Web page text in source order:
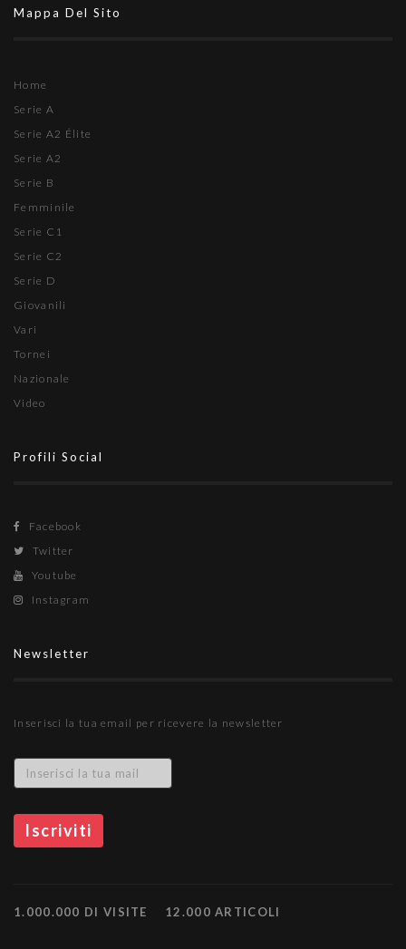
Mappa Del Sito
Home
Serie A
Serie A2 Élite
Serie A2
Serie B
Femminile
Serie C1
Serie C2
Serie D
Giovanili
Vari
Tornei
Nazionale
Video
Profili Social
Facebook
Twitter
Youtube
Instagram
Newsletter
Inserisci la tua email per ricevere la newsletter
1.000.000 DI VISITE 12.000 ARTICOLI